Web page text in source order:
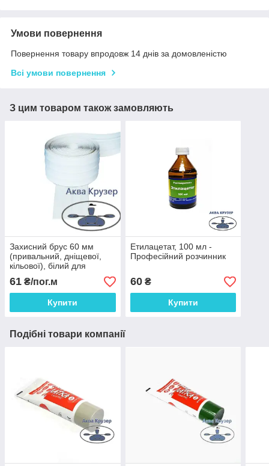
Умови повернення
Повернення товару впродовж 14 днів за домовленістю
Всі умови повернення
З цим товаром також замовляють
Захисний брус 60 мм
(привальний, дніщевої,
кільової), білий для
захисту надувних човнів
пвх
61 ₴/пог.м
Купити
Етилацетат, 100 мл -
Професійний розчинник
60₴
Купити
Подібні товари компанії